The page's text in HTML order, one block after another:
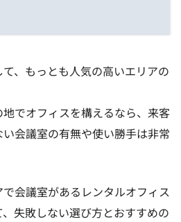
、もっとも人気の高いエリアの
でオフィスを構えるなら、来客
会議室の有無や使い勝手は非常
会議室があるレンタルオフィス
失敗しない選び方とおすすめの